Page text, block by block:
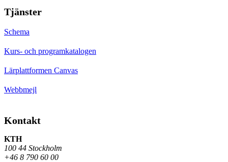
Tjänster
Schema
Kurs- och programkatalogen
Lärplattformen Canvas
Webbmejl
Kontakt
KTH
100 44 Stockholm
+46 8 790 60 00